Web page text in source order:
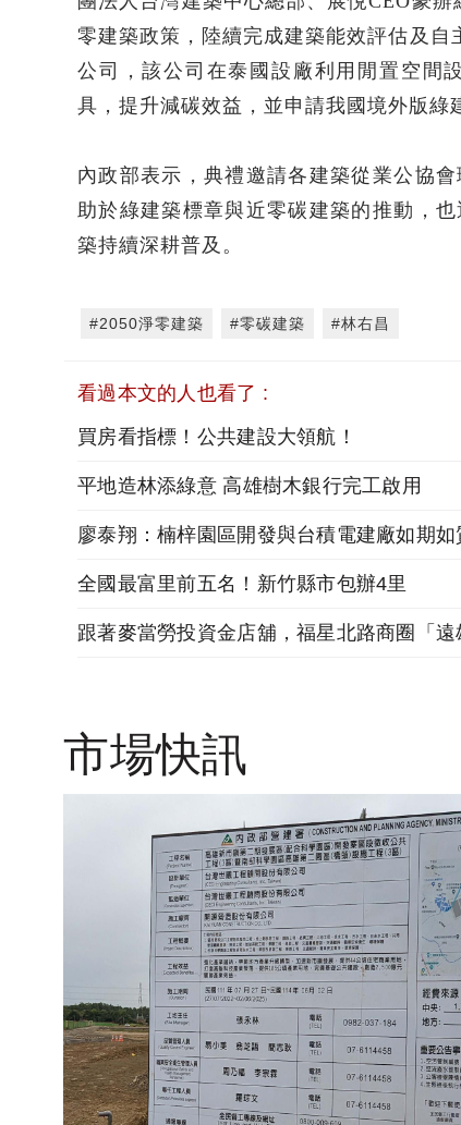
零建築政策，陸續完成建築能效評估及
公司，該公司在泰國設廠利用閒置空間
具，提升減碳效益，並申請我國境外版綠
內政部表示，典禮邀請各建築從業公協
助於綠建築標章與近零碳建築的推動，
築持續深耕普及。
#2050淨零建築 #零碳建築 #林右昌
看過本文的人也看了 :
買房看指標！公共建設大領航！
平地造林添綠意 高雄樹木銀行完工啟用
廖泰翔：楠梓園區開發與台積電建廠如期如
全國最富里前五名！新竹縣市包辦4里
市場快訊